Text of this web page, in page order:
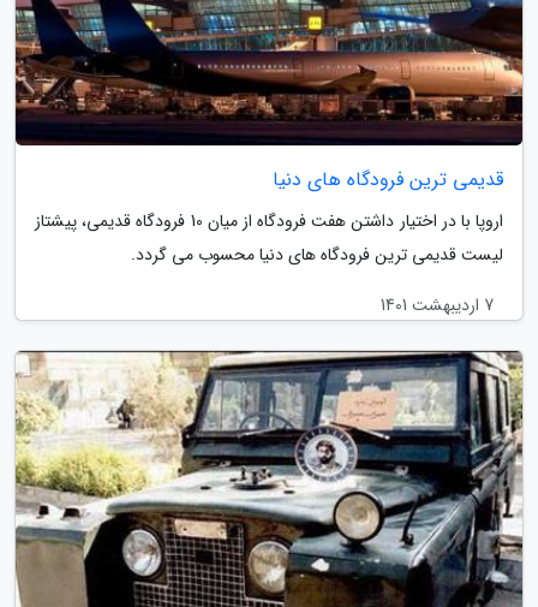
قدیمی ترین فرودگاه های دنیا
اروپا با در اختیار داشتن هفت فرودگاه از میان 10 فرودگاه قدیمی، پیشتاز
لیست قدیمی ترین فرودگاه های دنیا محسوب می گردد.
7 اردیبهشت 1401